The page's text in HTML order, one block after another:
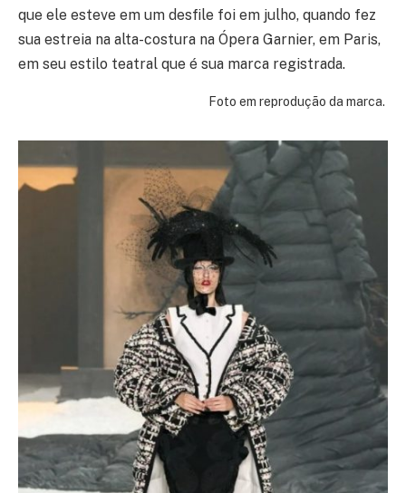
que ele esteve em um desfile foi em julho, quando fez
sua estreia na alta-costura na Ópera Garnier, em Paris,
em seu estilo teatral que é sua marca registrada.
Foto em reprodução da marca.